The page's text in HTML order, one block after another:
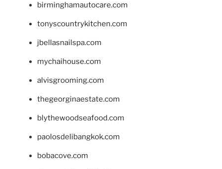
birminghamautocare.com
tonyscountrykitchen.com
jbellasnailspa.com
mychaihouse.com
alvisgrooming.com
thegeorginaestate.com
blythewoodseafood.com
paolosdelibangkok.com
bobacove.com